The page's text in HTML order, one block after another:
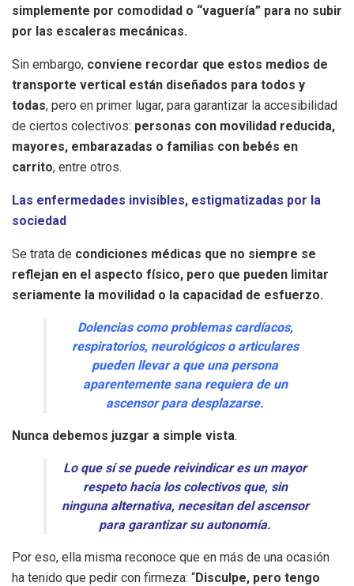
simplemente por comodidad o “vaguería” para no subir
por las escaleras mecánicas.
Sin embargo, conviene recordar que estos medios de
transporte vertical están diseñados para todos y
todas, pero en primer lugar, para garantizar la accesibilidad
de ciertos colectivos: personas con movilidad reducida,
mayores, embarazadas o familias con bebés en
carrito, entre otros.
Las enfermedades invisibles, estigmatizadas por la
sociedad
Se trata de condiciones médicas que no siempre se
reflejan en el aspecto físico, pero que pueden limitar
seriamente la movilidad o la capacidad de esfuerzo.
Dolencias como problemas cardíacos,
respiratorios, neurológicos o articulares
pueden llevar a que una persona
aparentemente sana requiera de un
ascensor para desplazarse.
Nunca debemos juzgar a simple vista.
Lo que sí se puede reivindicar es un mayor
respeto hacia los colectivos que, sin
ninguna alternativa, necesitan del ascensor
para garantizar su autonomía.
Por eso, ella misma reconoce que en más de una ocasión
ha tenido que pedir con firmeza: “Disculpe, pero tengo